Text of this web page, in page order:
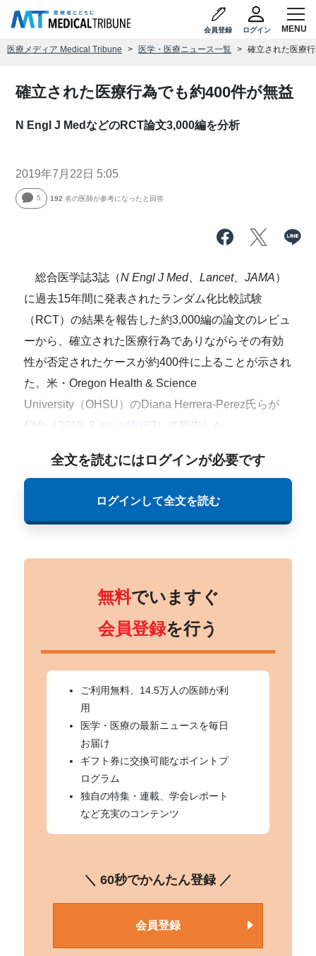
会員登録 ログイン
医療メディア Medical Tribune 医学・医療ニュース一覧 確立された医療
確立された医療行為でも約400件が無益
N Engl J MedなどのRCT論文3,000編を分析
2019年7月22日 5:05
5 192 名の医師が参考になったと回答
総合医学誌3誌（N Engl J Med、Lancet、JAMA）
に過去15年間に発表されたランダム化比較試験
（RCT）の結果を報告した約3,000編の論文のレビュ
ーから、確立された医療行為でありながらその有効
性が否定されたケースが約400件に上ることが示され
た。米・Oregon Health & Science
University（OHSU）のDiana Herrera-Perez氏らが
Elife
2019; 8. pii: e45183 ）で報告した。
全文を読むにはログインが必要です
ログインして全文を読む
無料でいますぐ
会員登録を行う
ご利用無料、14.5万人の医師が利
用
医学・医療の最新ニュースを毎日
お届け
ギフト券に交換可能なポイントプ
ログラム
独自の特集・連載、学会レポート
など充実のコンテンツ
＼ 60秒でかんたん登録 ／
会員登録